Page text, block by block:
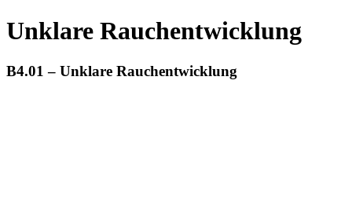
Unklare Rauchentwicklung
B4.01 – Unklare Rauchentwicklung